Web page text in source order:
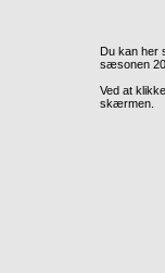
Du kan her
sæsonen
Ved at
skærmen.